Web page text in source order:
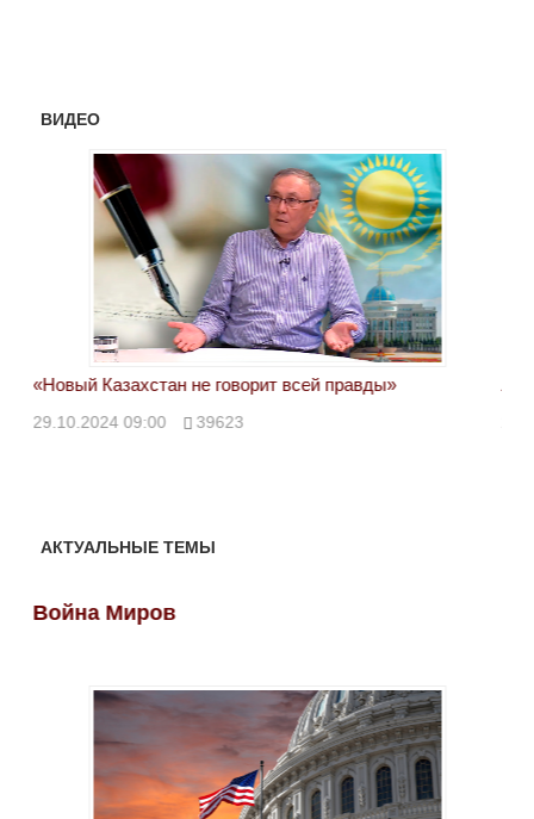
ВИДЕО
«Новый Казахстан не говорит всей правды»
29.10.2024 09:00 39623
АКТУАЛЬНЫЕ ТЕМЫ
Война Миров